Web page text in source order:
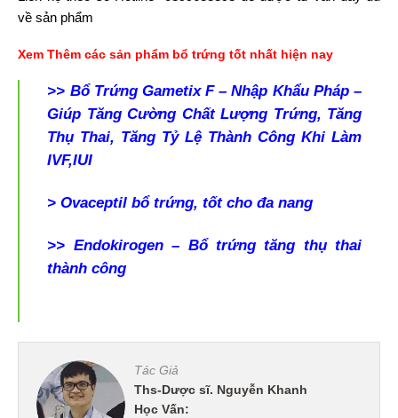
về sản phẩm
Xem Thêm các sản phẩm bổ trứng tốt nhất hiện nay
>> Bổ Trứng Gametix F – Nhập Khẩu Pháp –
Giúp Tăng Cường Chất Lượng Trứng, Tăng
Thụ Thai, Tăng Tỷ Lệ Thành Công Khi Làm
IVF,IUI
> Ovaceptil bổ trứng, tốt cho đa nang
>> Endokirogen – Bổ trứng tăng thụ thai
thành công
Tác Giả
Ths-Dược sĩ. Nguyễn Khanh
Học Vấn: